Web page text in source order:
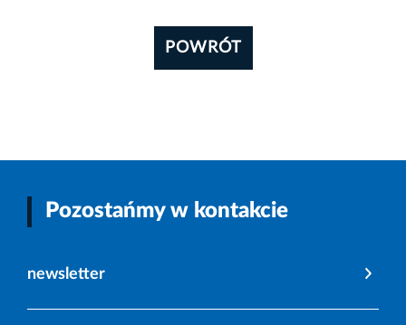
POWRÓT
Pozostańmy w kontakcie
newsletter